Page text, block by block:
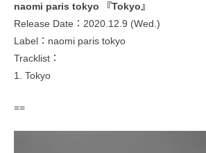
naomi paris tokyo 『Tokyo』
Release Date：2020.12.9 (Wed.)
Label：naomi paris tokyo
Tracklist：
1. Tokyo
==